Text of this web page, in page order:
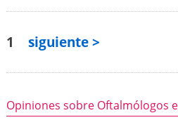
1 siguiente >
Opiniones sobre Oftalmólogos